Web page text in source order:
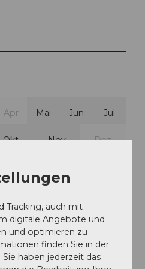
Apr Mai Jun Jul
Okt Nov Dez
Tracking, auch mit
digitale Angebote und
und optimieren zu
finden Sie in der
haben jederzeit das